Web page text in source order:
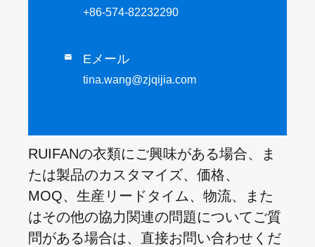
+86-574-82232290
 Eメール
tina.wang@zjqijia.com
RUIFANの衣類にご興味がある場合、ま
たは製品のカスタマイズ、価格、
MOQ、生産リードタイム、物流、また
はその他の協力関連の問題についてご質
問がある場合は、直接お問い合わせくだ